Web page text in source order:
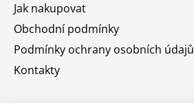
Jak nakupovat
Obchodní podmínky
Podmínky ochrany osobních údajů
Kontakty